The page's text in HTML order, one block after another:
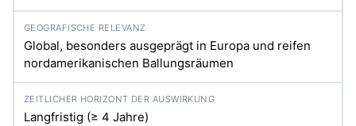
Global, besonders ausgeprägt in Europa und reifen
nordamerikanischen Ballungsräumen
Langfristig (≥ 4 Jahre)